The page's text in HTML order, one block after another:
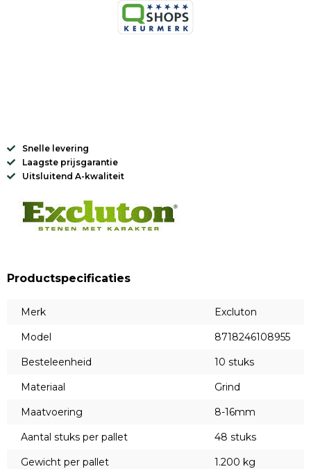
Snelle levering
Laagste prijsgarantie
Uitsluitend A-kwaliteit
Productspecificaties
Merk
Excluton
Model
8718246108955
Besteleenheid
10 stuks
Materiaal
Grind
Maatvoering
8-16mm
Aantal stuks per pallet
48 stuks
Gewicht per pallet
1.200 kg